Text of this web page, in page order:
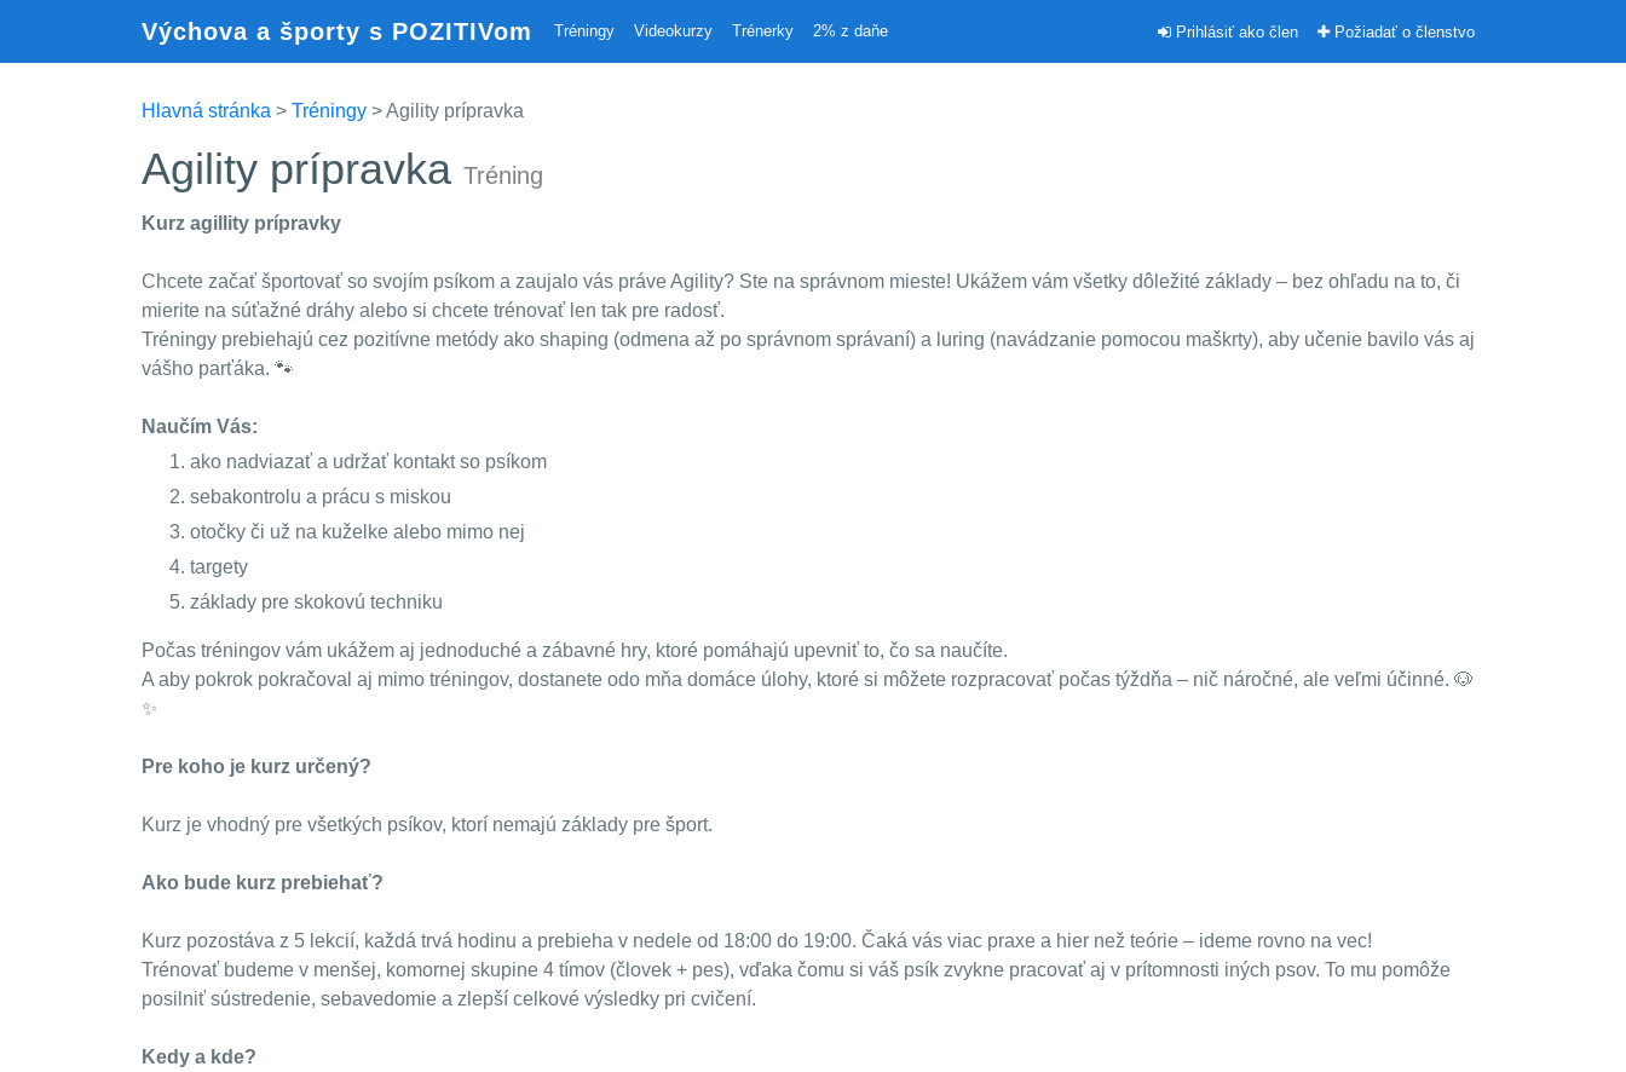
Výchova a športy s POZITIVom Tréningy Videokurzy Trénerky 2% z daňe Prihlásiť ako člen Požiadať o členstvo
Hlavná stránka > Tréningy > Agility prípravka
Agility prípravka Tréning
Kurz agillity prípravky
Chcete začať športovať so svojím psíkom a zaujalo vás práve Agility? Ste na správnom mieste! Ukážem vám všetky dôležité základy – bez ohľadu na to, či
mierite na súťažné dráhy alebo si chcete trénovať len tak pre radosť.
Tréningy prebiehajú cez pozitívne metódy ako shaping (odmena až po správnom správaní) a luring (navádzanie pomocou maškrty), aby učenie bavilo vás aj
vášho parťáka. 🐾
Naučím Vás:
ako nadviazať a udržať kontakt so psíkom
sebakontrolu a prácu s miskou
otočky či už na kuželke alebo mimo nej
targety
základy pre skokovú techniku
Počas tréningov vám ukážem aj jednoduché a zábavné hry, ktoré pomáhajú upevniť to, čo sa naučíte.
A aby pokrok pokračoval aj mimo tréningov, dostanete odo mňa domáce úlohy, ktoré si môžete rozpracovať počas týždňa – nič náročné, ale veľmi účinné. 🐶
✨
Pre koho je kurz určený?
Kurz je vhodný pre všetkých psíkov, ktorí nemajú základy pre šport.
Ako bude kurz prebiehať?
Kurz pozostáva z 5 lekcií, každá trvá hodinu a prebieha v nedele od 18:00 do 19:00. Čaká vás viac praxe a hier než teórie – ideme rovno na vec!
Trénovať budeme v menšej, komornej skupine 4 tímov (človek + pes), vďaka čomu si váš psík zvykne pracovať aj v prítomnosti iných psov. To mu pomôže
posilniť sústredenie, sebavedomie a zlepší celkové výsledky pri cvičení.
Kedy a kde?